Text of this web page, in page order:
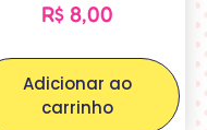
R$8,00
Adicionar ao
carrinho